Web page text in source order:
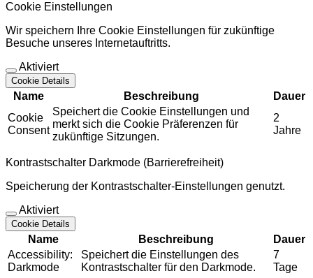
Cookie Einstellungen
Wir speichern Ihre Cookie Einstellungen für zukünftige
Besuche unseres Internetauftritts.
Aktiviert
Cookie Details
Name Beschreibung
Dauer
Cookie
Consent
Speichert die Cookie Einstellungen und
merkt sich die Cookie Präferenzen für
zukünftige Sitzungen.
2
Jahre
Kontrastschalter Darkmode (Barrierefreiheit)
Speicherung der Kontrastschalter-Einstellungen genutzt.
Aktiviert
Cookie Details
Name Beschreibung
Dauer
Accessibility:
Darkmode
Speichert die Einstellungen des
Kontrastschalter für den Darkmode.
7
Tage